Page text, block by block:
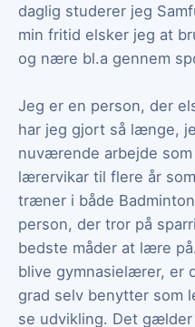
daglig studerer jeg
min fritid elsker jeg at
og nære bl.a gennem
Jeg er en person, der
har jeg gjort så længe,
nuværende arbejde
lærervikar til flere år
træner i både
person, der tror på
bedste måder at lære
blive gymnasielærer, er
grad selv benytter som
se udvikling. Det